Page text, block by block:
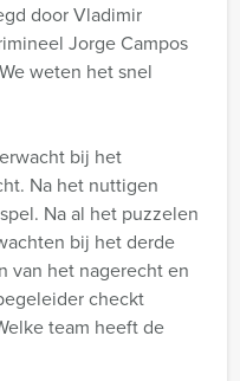
door Vladimir
Jorge Campos
weten het snel
bij het
Na het nuttigen
Na al het puzzelen
bij het derde
van het nagerecht en
checkt
team heeft de